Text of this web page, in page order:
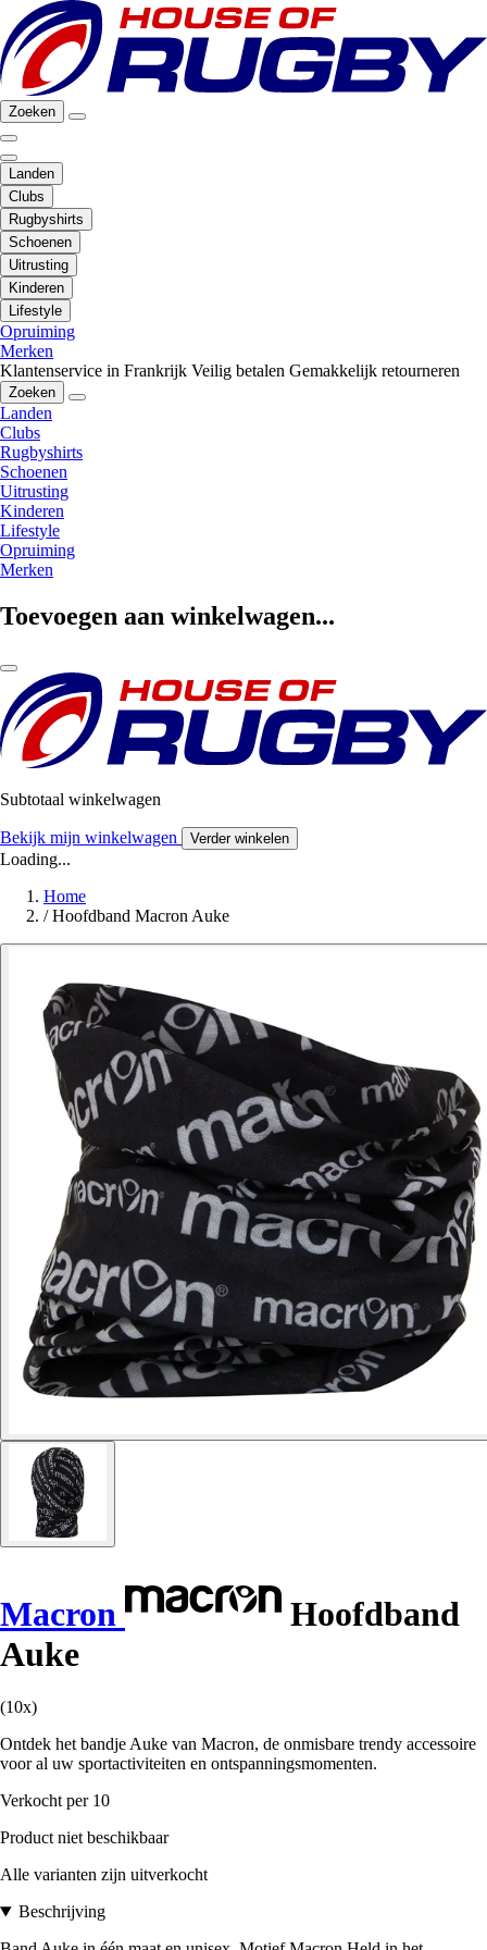
Zoeken
Landen
Clubs
Rugbyshirts
Schoenen
Uitrusting
Kinderen
Lifestyle
Opruiming
Merken
Klantenservice in Frankrijk Veilig betalen Gemakkelijk retourneren
Zoeken
Landen
Clubs
Rugbyshirts
Schoenen
Uitrusting
Kinderen
Lifestyle
Opruiming
Merken
Toevoegen aan winkelwagen...
Subtotaal winkelwagen
Bekijk mijn winkelwagen Verder winkelen
Loading...
Home
/ Hoofdband Macron Auke
Macron
Hoofdband
Auke
(10x)
Ontdek het bandje Auke van Macron, de onmisbare trendy accessoire
voor al uw sportactiviteiten en ontspanningsmomenten.
Verkocht per 10
Product niet beschikbaar
Alle varianten zijn uitverkocht
Beschrijving